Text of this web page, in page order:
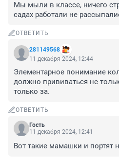
Мы мыли в классе, ничего
садах работали не
ОТВЕТИТЬ
281149568
11 декабря 2024, 12:44
Элементарное понимание
должно прививаться не
только за.
ОТВЕТИТЬ
Гость
11 декабря 2024, 12:41
Вот такие мамашки и портят